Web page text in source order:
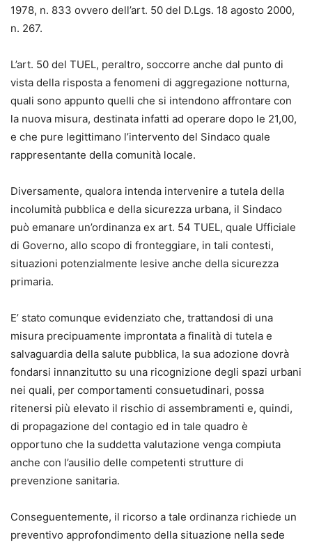
1978, n. 833 ovvero dell’art. 50 del D.Lgs. 18 agosto 2000,
n. 267.
L’art. 50 del TUEL, peraltro, soccorre anche dal punto di
vista della risposta a fenomeni di aggregazione notturna,
quali sono appunto quelli che si intendono affrontare con
la nuova misura, destinata infatti ad operare dopo le 21,00,
e che pure legittimano l’intervento del Sindaco quale
rappresentante della comunità locale.
Diversamente, qualora intenda intervenire a tutela della
incolumità pubblica e della sicurezza urbana, il Sindaco
può emanare un’ordinanza ex art. 54 TUEL, quale Ufficiale
di Governo, allo scopo di fronteggiare, in tali contesti,
situazioni potenzialmente lesive anche della sicurezza
primaria.
E’ stato comunque evidenziato che, trattandosi di una
misura precipuamente improntata a finalità di tutela e
salvaguardia della salute pubblica, la sua adozione dovrà
fondarsi innanzitutto su una ricognizione degli spazi urbani
nei quali, per comportamenti consuetudinari, possa
ritenersi più elevato il rischio di assembramenti e, quindi,
di propagazione del contagio ed in tale quadro è
opportuno che la suddetta valutazione venga compiuta
anche con l’ausilio delle competenti strutture di
prevenzione sanitaria.
Conseguentemente, il ricorso a tale ordinanza richiede un
preventivo approfondimento della situazione nella sede